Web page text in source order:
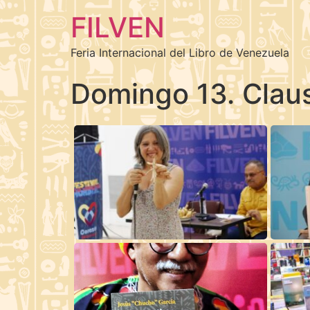
FILVEN
Feria Internacional del Libro de Venezuela
Domingo 13.